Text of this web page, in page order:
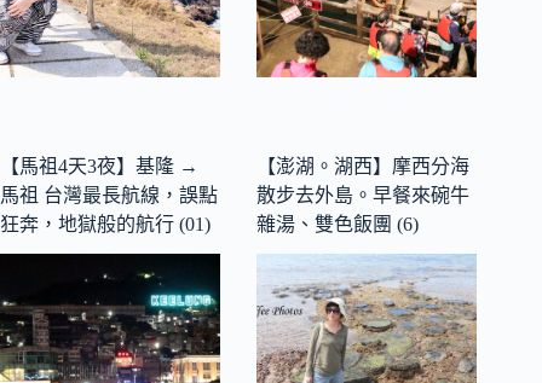
【馬祖4天3夜】基隆 →
馬祖 台灣最長航線，誤點
狂奔，地獄般的航行 (01)
【澎湖。湖西】摩西分海
散步去外島。早餐來碗牛
雜湯、雙色飯團 (6)